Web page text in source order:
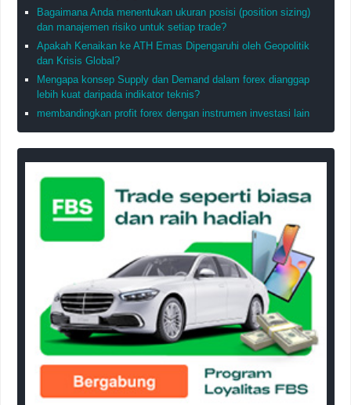
Bagaimana Anda menentukan ukuran posisi (position sizing)
dan manajemen risiko untuk setiap trade?
Apakah Kenaikan ke ATH Emas Dipengaruhi oleh Geopolitik
dan Krisis Global?
Mengapa konsep Supply dan Demand dalam forex dianggap
lebih kuat daripada indikator teknis?
membandingkan profit forex dengan instrumen investasi lain